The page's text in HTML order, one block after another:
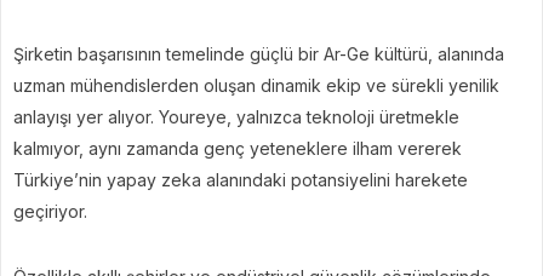
Şirketin başarısının temelinde güçlü bir Ar-Ge kültürü, alanında
uzman mühendislerden oluşan dinamik ekip ve sürekli yenilik
anlayışı yer alıyor. Youreye, yalnızca teknoloji üretmekle
kalmıyor, aynı zamanda genç yeteneklere ilham vererek
Türkiye’nin yapay zeka alanındaki potansiyelini harekete
geçiriyor.